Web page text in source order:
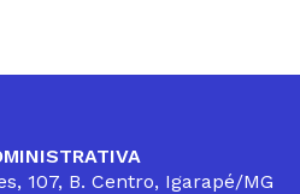
107, B. Centro, Igarapé/MG